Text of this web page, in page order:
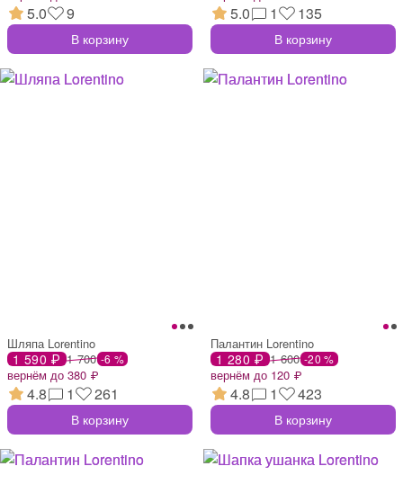
5.0 9
В корзину
5.0 1 135
В корзину
Шляпа Lorentino
1 590 ₽ 1 700 -6 %
вернём до 380 ₽
4.8 1 261
В корзину
Палантин Lorentino
1 280 ₽ 1 600 -20 %
вернём до 120 ₽
4.8 1 423
В корзину